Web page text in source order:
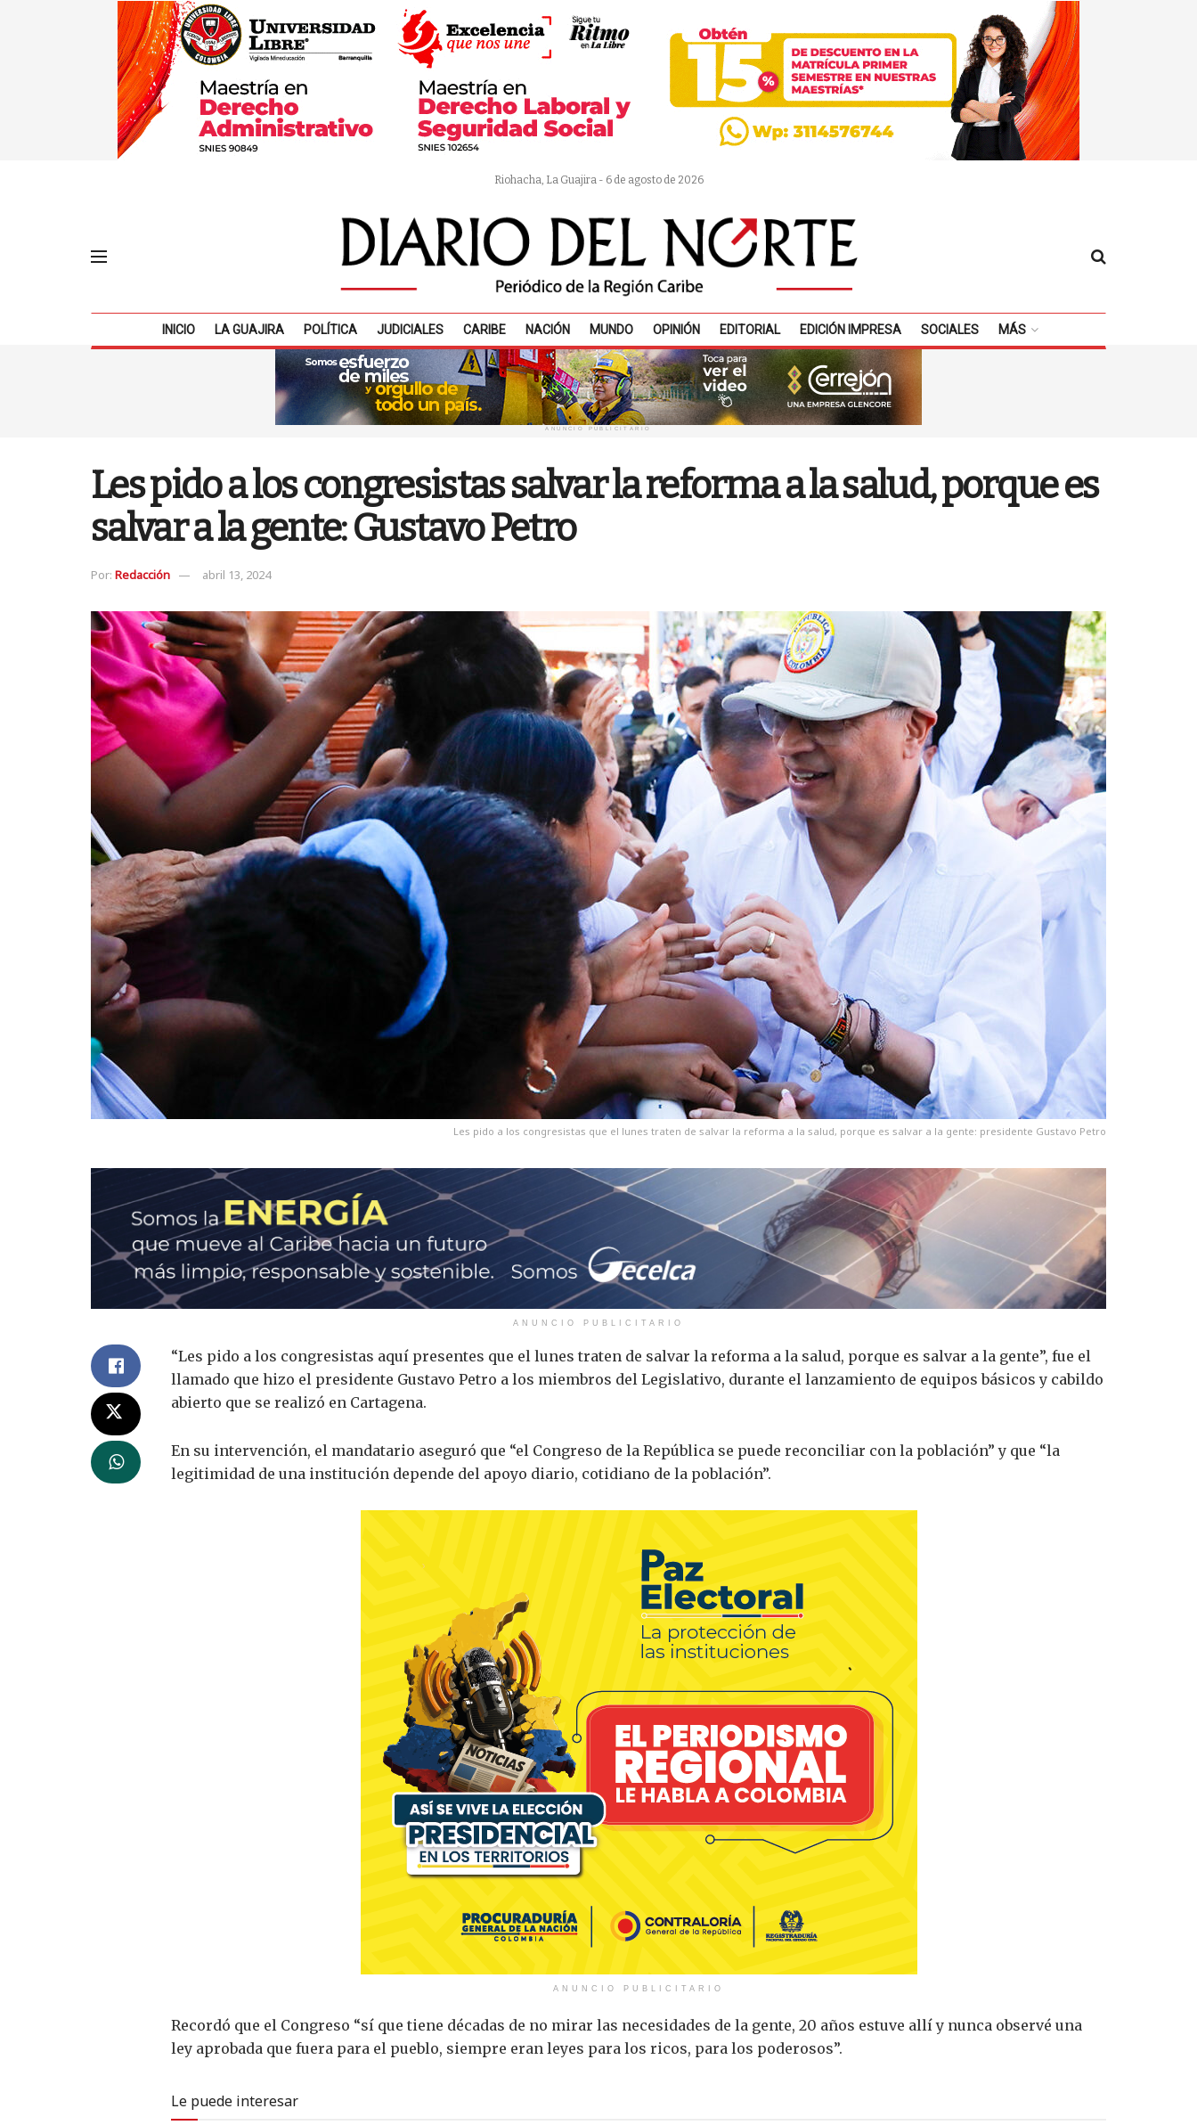
Riohacha, La Guajira - 6 de agosto de 2026
INICIO LA GUAJIRA POLÍTICA JUDICIALES CARIBE NACIÓN MUNDO OPINIÓN EDITORIAL EDICIÓN IMPRESA SOCIALES MÁS
ANUNCIO PUBLICITARIO
Les pido a los congresistas salvar la reforma a la salud, porque es
salvar a la gente: Gustavo Petro
Por: Redacción abril 13, 2024
Les pido a los congresistas que el lunes traten de salvar la reforma a la salud, porque es salvar a la gente: presidente Gustavo Petro
ANUNCIO PUBLICITARIO
“Les pido a los congresistas aquí presentes que el lunes traten de salvar la reforma a la salud, porque es salvar a la gente”, fue el
llamado que hizo el presidente Gustavo Petro a los miembros del Legislativo, durante el lanzamiento de equipos básicos y cabildo
abierto que se realizó en Cartagena.
En su intervención, el mandatario aseguró que “el Congreso de la República se puede reconciliar con la población” y que “la
legitimidad de una institución depende del apoyo diario, cotidiano de la población”.
ANUNCIO PUBLICITARIO
Recordó que el Congreso “sí que tiene décadas de no mirar las necesidades de la gente, 20 años estuve allí y nunca observé una
ley aprobada que fuera para el pueblo, siempre eran leyes para los ricos, para los poderosos”.
Le puede interesar